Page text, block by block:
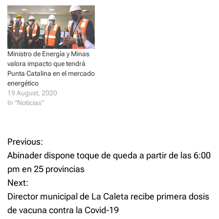
) w
)
Ministro de Energía y Minas
valora impacto que tendrá
Punta Catalina en el mercado
energético
19 August, 2020
In "Noticias"
P
o
s
t
Previous:
Abinader dispone toque de queda a partir de las 6:00
pm en 25 provincias
Next:
Director municipal de La Caleta recibe primera dosis
de vacuna contra la Covid-19